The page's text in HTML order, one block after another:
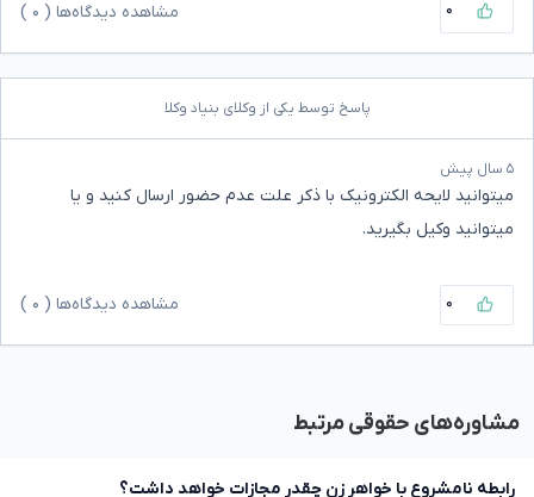
۰ مشاهده دیدگاه‌ها ( ۰
پاسخ توسط یکی از وکلای بنیاد وکلا
۵ سال پیش
میتوانید لایحه الکترونیک با ذکر علت عدم حضور ارسال کنید و یا
میتوانید وکیل بگیرید.
۰ مشاهده دیدگاه‌ها ( ۰
مشاوره‌های حقوقی مرتبط
رابطه نامشروع با خواهر زن چقدر مجازات خواهد داشت؟